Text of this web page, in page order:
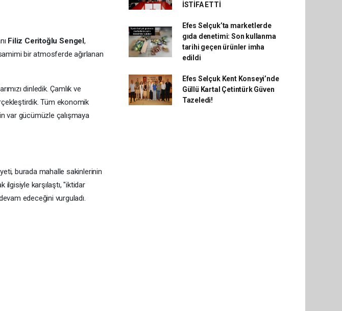
Filiz Ceritoğlu Sengel ,
bir atmosferde ağırlanan
dinledik. Çamlık ve
Tüm ekonomik
var gücümüzle çalışmaya
burada mahalle sakinlerinin
ilgisiyle karşılaştı, "iktidar
edeceğini vurguladı.
İSTİFA ETTİ
Efes Selçuk’ta marketlerde
gıda denetimi: Son kullanma
tarihi geçen ürünler imha
edildi
Efes Selçuk Kent Konseyi’nde
Güllü Kartal Çetintürk Güven
Tazeledi!